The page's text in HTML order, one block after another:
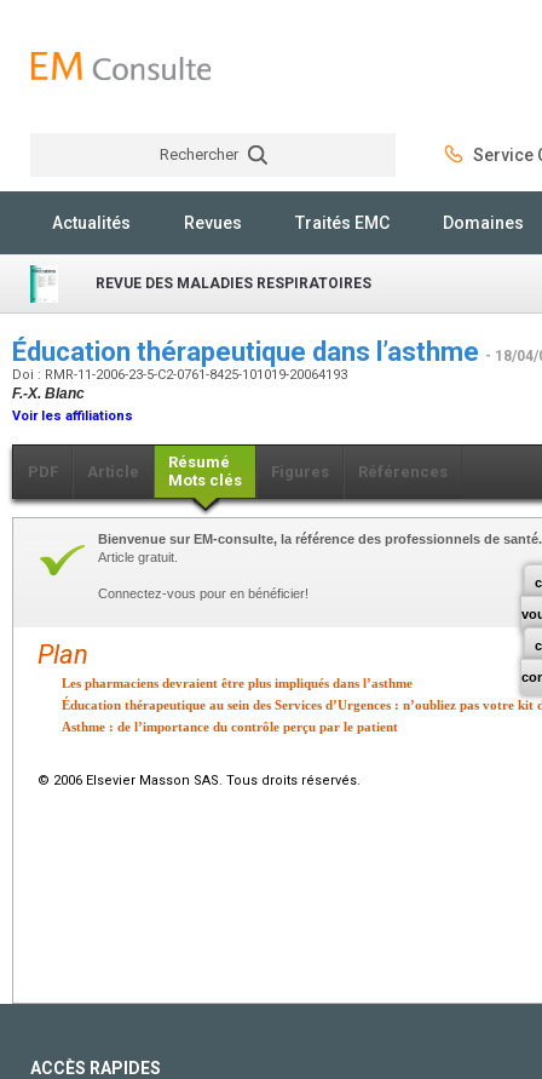
Rechercher Service
Actualités Revues Traités EMC Domaines
REVUE DES MALADIES RESPIRATOIRES
Éducation thérapeutique dans l’asthme - 18/04/
Doi : RMR-11-2006-23-5-C2-0761-8425-101019-20064193
F.-X. Blanc
Voir les affiliations
PDF Article
Résumé
Mots clés
Figures Références
Bienvenue sur EM-consulte, la référence des professionnels de santé.
Article gratuit.
Connectez-vous pour en bénéficier!
Plan
Les pharmaciens devraient être plus impliqués dans l’asthme
Éducation thérapeutique au sein des Services d’Urgences : n’oubliez pas votre kit
Asthme : de l’importance du contrôle perçu par le patient
© 2006 Elsevier Masson SAS. Tous droits réservés.
ACCÈS RAPIDES